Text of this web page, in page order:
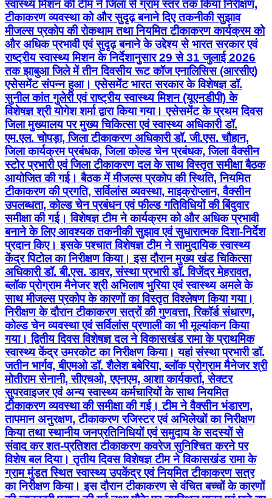
स्वास्थ्य मिशन की टीम ने जिला से ग्राम स्तर तक किया निरीक्षण,
टीकाकरण व्यवस्था को और सुदृढ़ बनाने दिए तकनीकी सुझाव
मीजल्स प्रकोप की रोकथाम तथा नियमित टीकाकरण कार्यक्रम को
और अधिक प्रभावी एवं सुदृढ़ बनाने के उद्देश्य से भारत सरकार एवं
राष्ट्रीय स्वास्थ्य मिशन के निर्देशानुसार 29 से 31 जुलाई 2026
तक झाबुआ जिले में तीन दिवसीय रूट कॉज एनालिसिस (आरसीए)
एसेसमेंट संपन्न हुआ। एसेसमेंट भारत सरकार के विशेषज्ञ डॉ.
सुनील कांत गुलेरी एवं राष्ट्रीय स्वास्थ्य मिशन (यूएनडीपी) के
विशेषज्ञ श्री योगेश शर्मा द्वारा किया गया। एसेसमेंट के प्रथम दिवस
जिला मुख्यालय पर मुख्य चिकित्सा एवं स्वास्थ्य अधिकारी डॉ.
एम.एल. चोपड़ा, जिला टीकाकरण अधिकारी डॉ. जी.एस. चौहान,
जिला कार्यक्रम प्रबंधक, जिला कोल्ड चेन प्रबंधक, जिला वैक्सीन
स्टोर प्रभारी एवं जिला टीकाकरण दल के साथ विस्तृत समीक्षा बैठक
आयोजित की गई। बैठक में मीजल्स प्रकोप की स्थिति, नियमित
टीकाकरण की प्रगति, सर्विलांस व्यवस्था, माइक्रोप्लान, वैक्सीन
उपलब्धता, कोल्ड चेन प्रबंधन एवं फील्ड गतिविधियों की बिंदुवार
समीक्षा की गई। विशेषज्ञ टीम ने कार्यक्रम को और अधिक प्रभावी
बनाने के लिए आवश्यक तकनीकी सुझाव एवं सुधारात्मक दिशा-निर्देश
प्रदान किए। इसके पश्चात विशेषज्ञ टीम ने सामुदायिक स्वास्थ्य
केंद्र पिटोल का निरीक्षण किया। इस दौरान मुख्य खंड चिकित्सा
अधिकारी डॉ. बी.एस. डावर, संस्था प्रभारी डॉ. विजेंद्र मेहरावत,
ब्लॉक प्रोग्राम मैनेजर श्री अभिलाष भुरिया एवं स्वास्थ्य अमले के
साथ मीजल्स प्रकोप के कारणों का विस्तृत विश्लेषण किया गया।
निरीक्षण के दौरान टीकाकरण सत्रों की गुणवत्ता, रिकॉर्ड संधारण,
कोल्ड चेन व्यवस्था एवं सर्विलांस प्रणाली का भी मूल्यांकन किया
गया। द्वितीय दिवस विशेषज्ञ दल ने विकासखंड रामा के प्राथमिक
स्वास्थ्य केंद्र उमरकोट का निरीक्षण किया। यहां संस्था प्रभारी डॉ.
जतीन भार्गव, बीएमओ डॉ. शैलेश बबेरिया, ब्लॉक प्रोग्राम मैनेजर श्री
मोतीराम सेनानी, सीएचओ, एएनएम, आशा कार्यकर्ता, सेक्टर
सुपरवाइजर एवं अन्य स्वास्थ्य कर्मचारियों के साथ नियमित
टीकाकरण व्यवस्था की समीक्षा की गई। टीम ने वैक्सीन भंडारण,
तापमान अनुरक्षण, टीकाकरण रजिस्टर एवं अभिलेखों का निरीक्षण
किया तथा स्थानीय जनप्रतिनिधियों एवं समुदाय के सदस्यों से
संवाद कर शत-प्रतिशत टीकाकरण कवरेज सुनिश्चित करने पर
विशेष बल दिया। तृतीय दिवस विशेषज्ञ टीम ने विकासखंड रामा के
ग्राम मुंडत स्थित स्वास्थ्य उपकेंद्र एवं नियमित टीकाकरण सत्र
का निरीक्षण किया। इस दौरान टीकाकरण से वंचित बच्चों के कारणों